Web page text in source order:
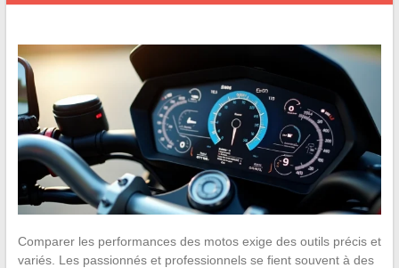
Comparer les performances des motos exige des outils précis et
variés. Les passionnés et professionnels se fient souvent à des